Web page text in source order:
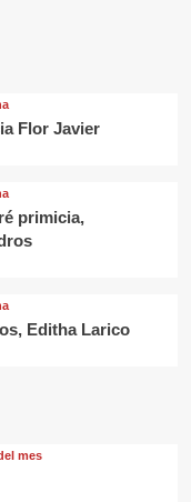
Flor Javier
primicia,
Editha Larico
mes